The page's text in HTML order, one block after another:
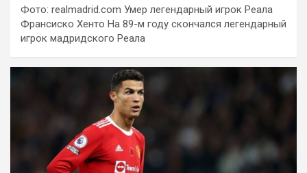
Фото: realmadrid.com Умер легендарный игрок Реала
Франсиско Хенто На 89-м году скончался легендарный
игрок мадридского Реала